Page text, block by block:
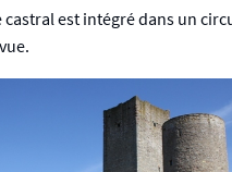
est intégré dans un